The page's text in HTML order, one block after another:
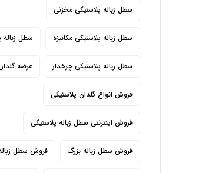
سطل زباله پلاستیکی مخزنی
سطل زباله پلاستیکی مکانیزه سطل زباله
سطل زباله پلاستیکی چرخدار عرضه
فروش انواع گلدان پلاستیکی
فروش اینترنتی سطل زباله پلاستیکی
فروش سطل زباله بزرگ فروش سطل